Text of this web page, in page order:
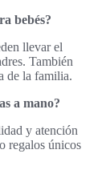
bebés?
llevar el
También
de la familia.
a mano?
y atención
regalos únicos